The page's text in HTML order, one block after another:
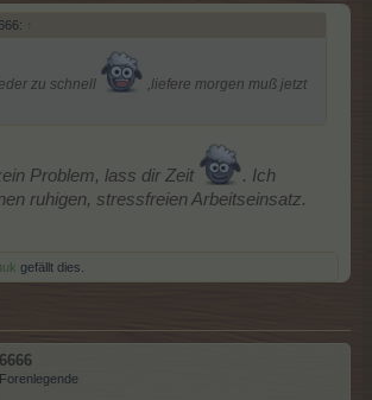
↑
zu schnell
,liefere morgen muß jetzt
Problem, lass dir Zeit
. Ich
ruhigen, stressfreien Arbeitseinsatz.
gefällt dies.